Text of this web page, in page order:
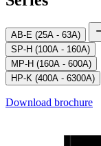
AB-E (25A - 63A)
SP-H (100A - 160A)
MP-H (160A - 600A)
HP-K (400A - 6300A)
Download brochure